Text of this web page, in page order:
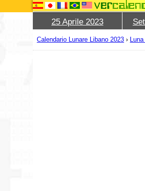
25 Aprile 2023
Calendario Lunare Libano 2023 ›